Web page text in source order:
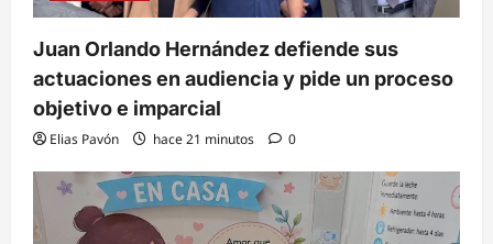
Juan Orlando Hernández defiende sus
actuaciones en audiencia y pide un proceso
objetivo e imparcial
Elias Pavón hace 21 minutos 0